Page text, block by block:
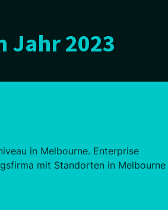
Jahr 2023
in Melbourne. Enterprise
mit Standorten in Melbourne